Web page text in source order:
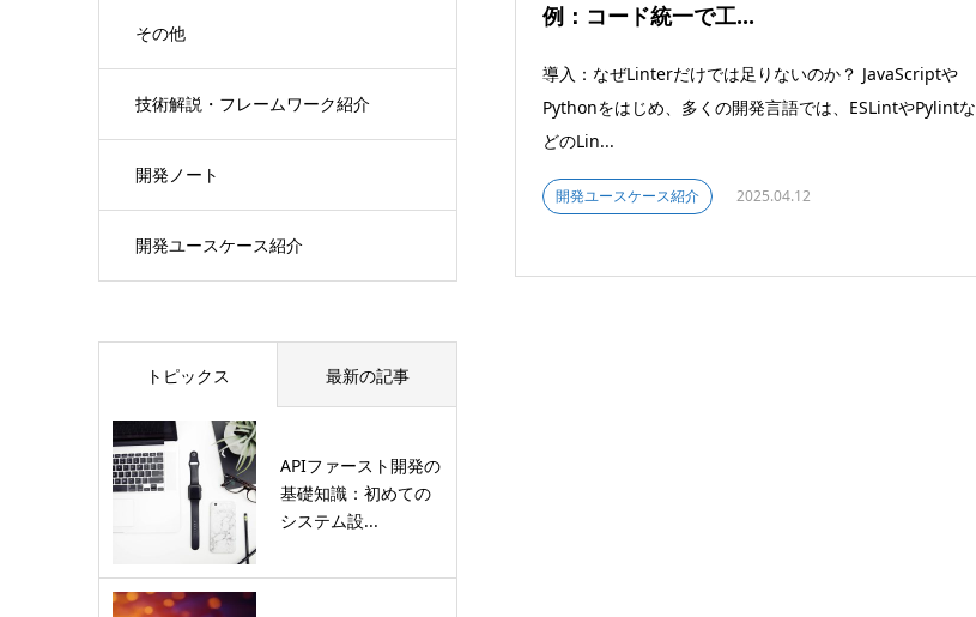
その他
技術解説・フレームワーク紹介
開発ノート
開発ユースケース紹介
例：コード統一で工...
導入：なぜLinterだけでは足りないのか？ JavaScriptや
Pythonをはじめ、多くの開発言語では、ESLintやPylintな
どのLin...
開発ユースケース紹介 2025.04.12
トピックス 最新の記事
APIファースト開発の
基礎知識：初めての
システム設...